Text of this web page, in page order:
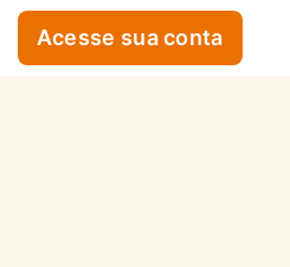
Acesse sua conta